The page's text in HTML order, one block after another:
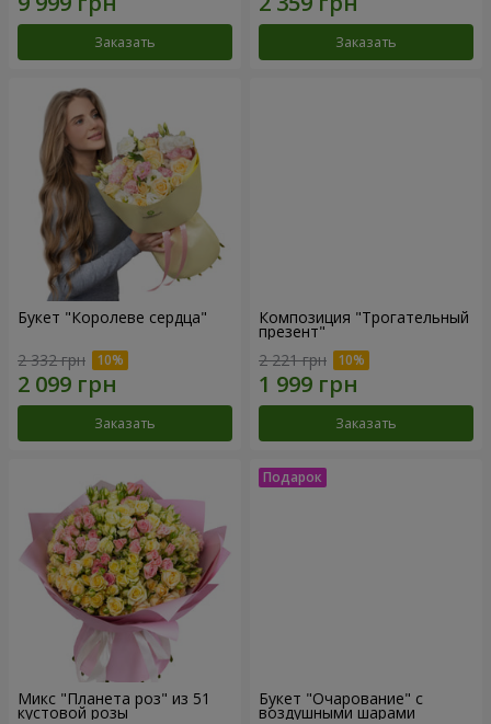
Заказать Заказать
Букет "Королеве сердца"
2 332 грн
Заказать
Композиция "Трогательный
презент"
2 221 грн
Заказать
Микс "Планета роз" из 51
кустовой розы
Букет "Очарование" с
воздушными шарами